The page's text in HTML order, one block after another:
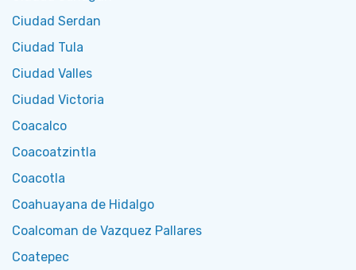
Ciudad Serdan
Ciudad Tula
Ciudad Valles
Ciudad Victoria
Coacalco
Coacoatzintla
Coacotla
Coahuayana de Hidalgo
Coalcoman de Vazquez Pallares
Coatepec